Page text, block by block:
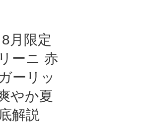
月限定
ーニ 赤
ーリッ
やか夏
解説